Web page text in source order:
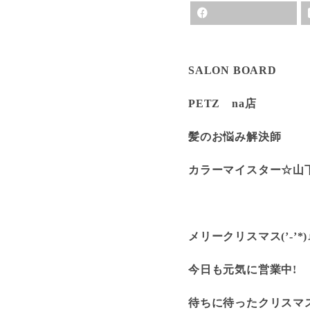
SALON BOARD
PETZ na店
髪のお悩み解決師
カラーマイスター☆山
メリークリスマス(’-
今日も元気に営業中!
待ちに待ったクリス